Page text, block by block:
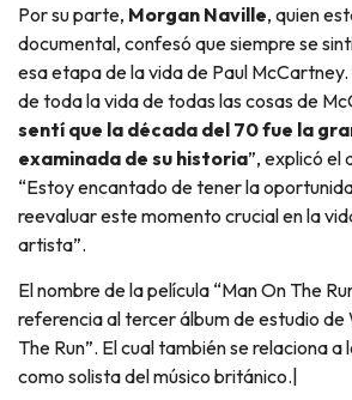
Por su parte, Morgan Naville, quien
documental, confesó que siempre se
esa etapa de la vida de Paul McCartney.
de toda la vida de todas las cosas de
sentí que la década del 70 fue la
examinada de su historia”, explicó el
“Estoy encantado de tener la
reevaluar este momento crucial en la
artista”.
El nombre de la película “Man On The
referencia al tercer álbum de estudio de
The Run”. El cual también se relaciona a
como solista del músico británico.|